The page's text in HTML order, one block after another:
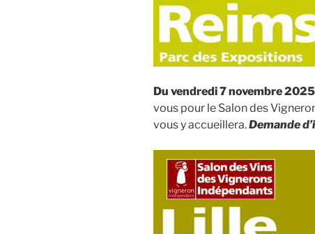
Du vendredi 7 novembre
vous pour le Salon des
vous y accueillera.Demande